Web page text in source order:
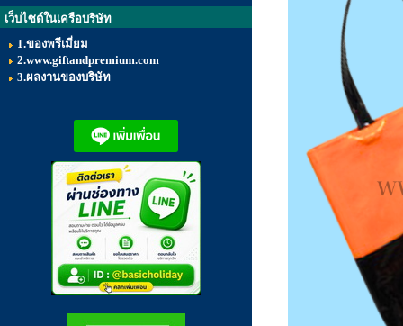
เว็บไซต์ในเครือบริษัท
1.ของพรีเมี่ยม
2.www.giftandpremium.com
3.ผลงานของบริษัท